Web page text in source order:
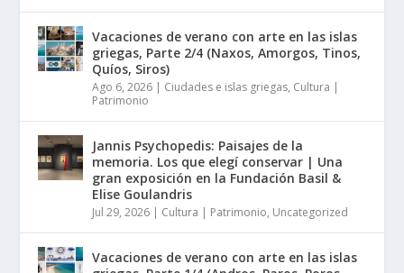
Vacaciones de verano con arte en las islas
griegas, Parte 2/4 (Naxos, Amorgos, Tinos,
Quíos, Siros)
Ago 6, 2026 | Ciudades e islas griegas, Cultura |
Patrimonio
Jannis Psychopedis: Paisajes de la
memoria. Los que elegí conservar | Una
gran exposición en la Fundación Basil &
Elise Goulandris
Jul 29, 2026 | Cultura | Patrimonio, Uncategorized
Vacaciones de verano con arte en las islas